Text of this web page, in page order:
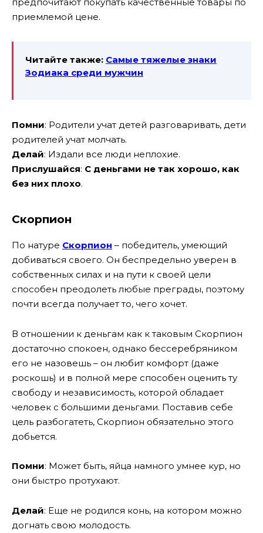
приемлемой цене.
Читайте также: Самые тяжелые знаки
Зодиака среди мужчин
Помни: Родители учат детей разговаривать, дети
родителей учат молчать.
Делай: Издали все люди неплохие.
Прислушайся: С деньгами не так хорошо, как
без них плохо.
Скорпион
По натуре Скорпион – победитель, умеющий
добиваться своего. Он беспредельно уверен в
собственных силах и на пути к своей цели
способен преодолеть любые преграды, поэтому
почти всегда получает то, чего хочет.
В отношении к деньгам как к таковым Скорпион
достаточно спокоен, однако бессеребряником
его не назовешь – он любит комфорт (даже
роскошь) и в полной мере способен оценить ту
свободу и независимость, которой обладает
человек с большими деньгами. Поставив себе
цель разбогатеть, Скорпион обязательно этого
добьется.
Помни: Может быть, яйца намного умнее кур, но
они быстро протухают.
Делай: Еще не родился конь, на котором можно
догнать свою молодость.